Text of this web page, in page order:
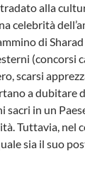
alla
celebrità
di
(concorsi
scarsi
a dubitare
in un
Tuttavia, nel
sia il suo